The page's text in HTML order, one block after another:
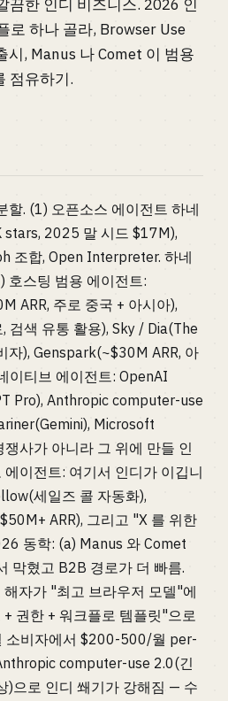
끔한 인디 비즈니스. 2026 인
로 하나 골라, Browser Use
, Manus 나 Comet 이 범용
점유하기.
할. (1) 오픈소스 에이전트 하네
2025 말 시드 $17M),
조합, Open Interpreter. 하네
호스팅 범용 에이전트:
ARR, 주로 중국 + 아시아),
검색 유통 활용), Sky / Dia(The
자), Genspark(~$30M ARR, 아
이티브 에이전트: OpenAI
Pro), Anthropic computer-use
Microsoft
사가 아니라 그 위에 만들 인
이전트: 여기서 인디가 이깁니
세일즈 콜 자동화),
ARR), 그리고 "X 를 위한
동학: (a) Manus 와 Comet
막혔고 B2B 경로가 더 빠름.
자가 "최고 브라우저 모델"에
권한 + 워크플로 템플릿"으로
소비자에서 $200-500/월 per-
computer-use 2.0(긴
)으로 인디 쐐기가 강해짐 — 수